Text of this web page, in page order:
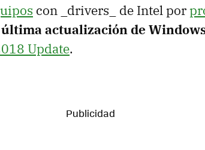
con _drivers_ de Intel por
última actualización de
Update.